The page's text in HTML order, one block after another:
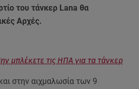
του τάνκερ Lana θα
Αρχές.
μπλέκετε τις ΗΠΑ για τα τάνκερ
στην αιχμαλωσία των 9